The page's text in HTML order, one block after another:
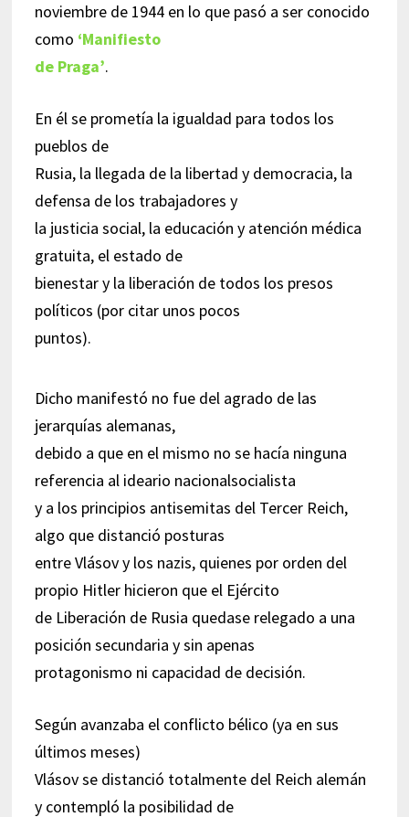
noviembre de 1944 en lo que pasó a ser conocido
como ‘Manifiesto
de Praga’.
En él se prometía la igualdad para todos los
pueblos de
Rusia, la llegada de la libertad y democracia, la
defensa de los trabajadores y
la justicia social, la educación y atención médica
gratuita, el estado de
bienestar y la liberación de todos los presos
políticos (por citar unos pocos
puntos).
Dicho manifestó no fue del agrado de las
jerarquías alemanas,
debido a que en el mismo no se hacía ninguna
referencia al ideario nacionalsocialista
y a los principios antisemitas del Tercer Reich,
algo que distanció posturas
entre Vlásov y los nazis, quienes por orden del
propio Hitler hicieron que el Ejército
de Liberación de Rusia quedase relegado a una
posición secundaria y sin apenas
protagonismo ni capacidad de decisión.
Según avanzaba el conflicto bélico (ya en sus
últimos meses)
Vlásov se distanció totalmente del Reich alemán
y contempló la posibilidad de